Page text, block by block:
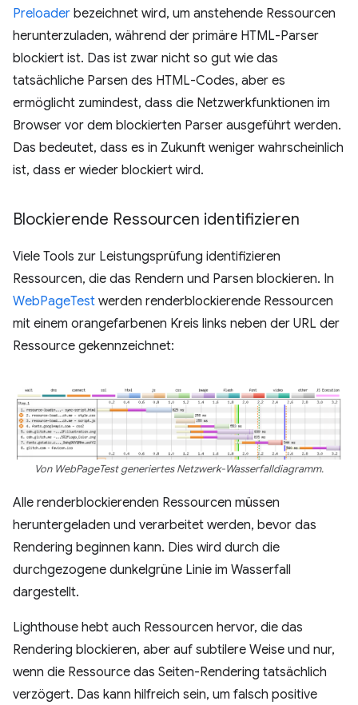
Preloader bezeichnet wird, um anstehende Ressourcen
herunterzuladen, während der primäre HTML-Parser
blockiert ist. Das ist zwar nicht so gut wie das
tatsächliche Parsen des HTML-Codes, aber es
ermöglicht zumindest, dass die Netzwerkfunktionen im
Browser vor dem blockierten Parser ausgeführt werden.
Das bedeutet, dass es in Zukunft weniger wahrscheinlich
ist, dass er wieder blockiert wird.
Blockierende Ressourcen identifizieren
Viele Tools zur Leistungsprüfung identifizieren
Ressourcen, die das Rendern und Parsen blockieren. In
WebPageTest werden renderblockierende Ressourcen
mit einem orangefarbenen Kreis links neben der URL der
Ressource gekennzeichnet:
Von WebPageTest generiertes Netzwerk-Wasserfalldiagramm.
Alle renderblockierenden Ressourcen müssen
heruntergeladen und verarbeitet werden, bevor das
Rendering beginnen kann. Dies wird durch die
durchgezogene dunkelgrüne Linie im Wasserfall
dargestellt.
Lighthouse hebt auch Ressourcen hervor, die das
Rendering blockieren, aber auf subtilere Weise und nur,
wenn die Ressource das Seiten-Rendering tatsächlich
verzögert. Das kann hilfreich sein, um falsch positive